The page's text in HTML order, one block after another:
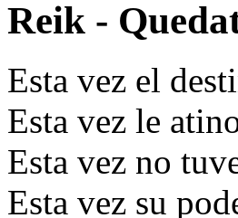
Reik -
Esta vez el
Esta vez le
Esta vez no
Esta vez su